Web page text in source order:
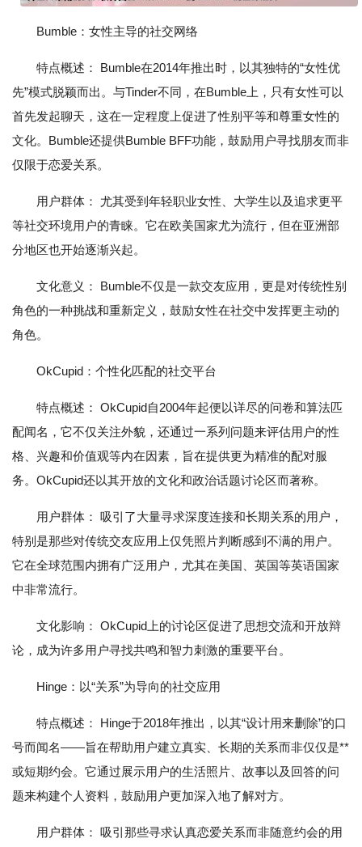
Bumble：女性主导的社交网络
特点概述： Bumble在2014年推出时，以其独特的“女性优
先”模式脱颖而出。与Tinder不同，在Bumble上，只有女性可以
首先发起聊天，这在一定程度上促进了性别平等和尊重女性的
文化。Bumble还提供Bumble BFF功能，鼓励用户寻找朋友而非
仅限于恋爱关系。
用户群体： 尤其受到年轻职业女性、大学生以及追求更平
等社交环境用户的青睐。它在欧美国家尤为流行，但在亚洲部
分地区也开始逐渐兴起。
文化意义： Bumble不仅是一款交友应用，更是对传统性别
角色的一种挑战和重新定义，鼓励女性在社交中发挥更主动的
角色。
OkCupid：个性化匹配的社交平台
特点概述： OkCupid自2004年起便以详尽的问卷和算法匹
配闻名，它不仅关注外貌，还通过一系列问题来评估用户的性
格、兴趣和价值观等内在因素，旨在提供更为精准的配对服
务。OkCupid还以其开放的文化和政治话题讨论区而著称。
用户群体： 吸引了大量寻求深度连接和长期关系的用户，
特别是那些对传统交友应用上仅凭照片判断感到不满的用户。
它在全球范围内拥有广泛用户，尤其在美国、英国等英语国家
中非常流行。
文化影响： OkCupid上的讨论区促进了思想交流和开放辩
论，成为许多用户寻找共鸣和智力刺激的重要平台。
Hinge：以“关系”为导向的社交应用
特点概述： Hinge于2018年推出，以其“设计用来删除”的口
号而闻名——旨在帮助用户建立真实、长期的关系而非仅仅是**
或短期约会。它通过展示用户的生活照片、故事以及回答的问
题来构建个人资料，鼓励用户更加深入地了解对方。
用户群体： 吸引那些寻求认真恋爱关系而非随意约会的用